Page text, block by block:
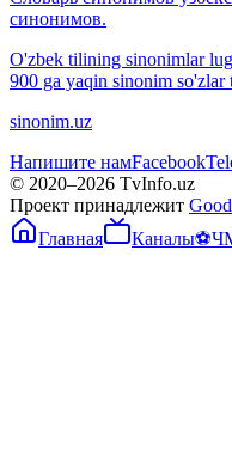
синонимов.
O'zbek tilining sinonimlar
900 ga yaqin sinonim so'zlar
sinonim.uz
Напишите намFacebook
© 2020–2026 TvInfo.uz
Проект принадлежит
Главная
Каналы⚽